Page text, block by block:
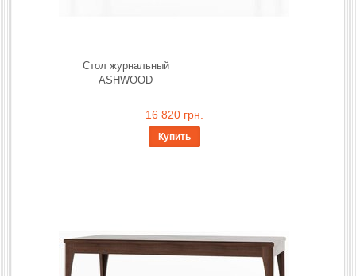
Стол журнальный
ASHWOOD
16 820 грн.
Купить